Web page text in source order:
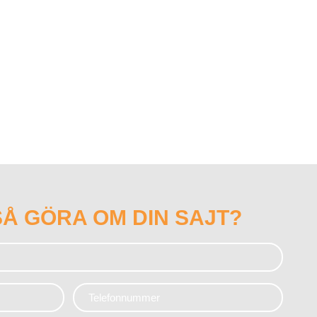
GÖRA OM DIN SAJT?
Telefonnummer